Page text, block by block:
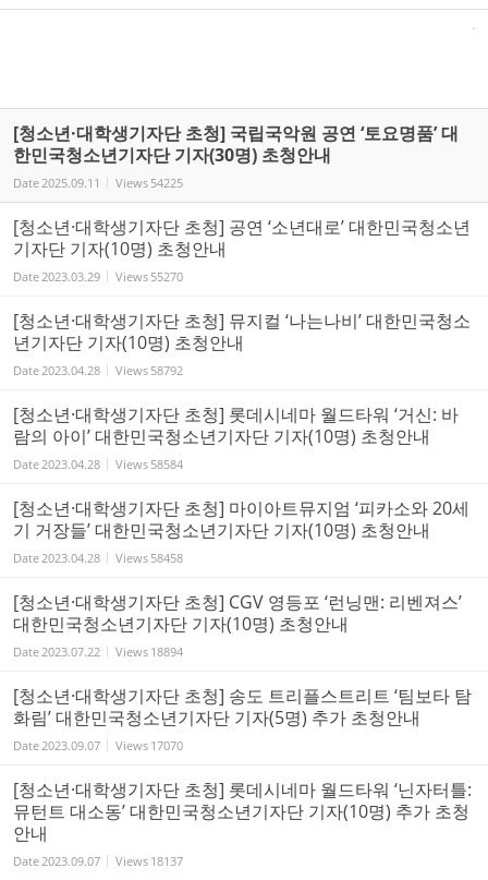
[청소년·대학생기자단 초청] 국립국악원 공연 ‘토요명품’ 대
한민국청소년기자단 기자(30명) 초청안내
Date2025.09.11 Views 54225
[청소년·대학생기자단 초청] 공연 ‘소년대로’ 대한민국청소년
기자단 기자(10명) 초청안내
Date2023.03.29 Views 55270
[청소년·대학생기자단 초청] 뮤지컬 ‘나는나비’ 대한민국청소
년기자단 기자(10명) 초청안내
Date2023.04.28 Views 58792
[청소년·대학생기자단 초청] 롯데시네마 월드타워 ‘거신: 바
람의 아이’ 대한민국청소년기자단 기자(10명) 초청안내
Date2023.04.28 Views 58584
[청소년·대학생기자단 초청] 마이아트뮤지엄 ‘피카소와 20세
기 거장들’ 대한민국청소년기자단 기자(10명) 초청안내
Date2023.04.28 Views 58458
[청소년·대학생기자단 초청] CGV 영등포 ‘런닝맨: 리벤져스’
대한민국청소년기자단 기자(10명) 초청안내
Date2023.07.22 Views 18894
[청소년·대학생기자단 초청] 송도 트리플스트리트 ‘팀보타 탐
화림’ 대한민국청소년기자단 기자(5명) 추가 초청안내
Date2023.09.07 Views 17070
[청소년·대학생기자단 초청] 롯데시네마 월드타워 ‘닌자터틀:
뮤턴트 대소동’ 대한민국청소년기자단 기자(10명) 추가 초청
안내
Date2023.09.07 Views 18137